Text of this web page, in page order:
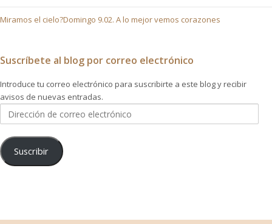
Miramos el cielo?Domingo 9.02. A lo mejor vemos corazones
Suscríbete al blog por correo electrónico
Introduce tu correo electrónico para suscribirte a este blog y recibir
avisos de nuevas entradas.
Dirección
de
correo
electrónico
Suscribir